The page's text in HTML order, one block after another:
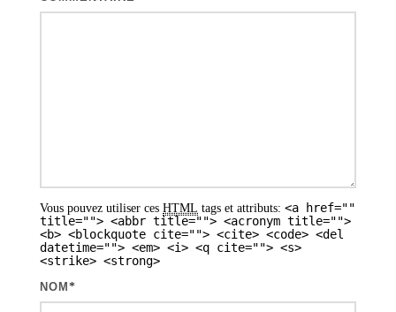
Vous pouvez utiliser ces HTML tags et attributs: <a href=""
title=""> <abbr title=""> <acronym title="">
<b> <blockquote cite=""> <cite> <code> <del
datetime=""> <em> <i> <q cite=""> <s>
<strike> <strong>
NOM *